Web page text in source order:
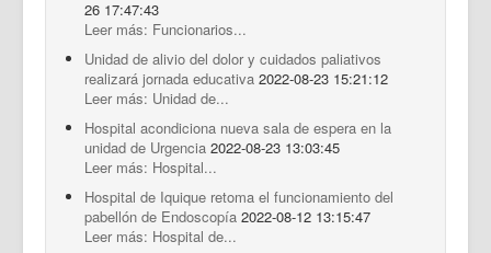
26 17:47:43
Leer más: Funcionarios...
Unidad de alivio del dolor y cuidados paliativos
realizará jornada educativa 2022-08-23 15:21:12
Leer más: Unidad de...
Hospital acondiciona nueva sala de espera en la
unidad de Urgencia 2022-08-23 13:03:45
Leer más: Hospital...
Hospital de Iquique retoma el funcionamiento del
pabellón de Endoscopía 2022-08-12 13:15:47
Leer más: Hospital de...